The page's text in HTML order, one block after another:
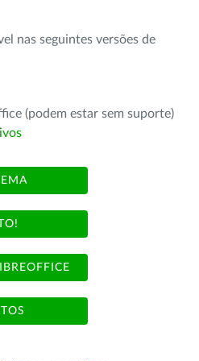
nas seguintes versões de
(podem estar sem suporte)